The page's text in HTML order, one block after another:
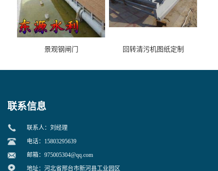
景观钢闸门 回转清污机图纸定制
联系信息
联系人：刘经理
电话：15803295639
邮箱： 975005304@qq.com
地址：河北省邢台市新河县工业园区